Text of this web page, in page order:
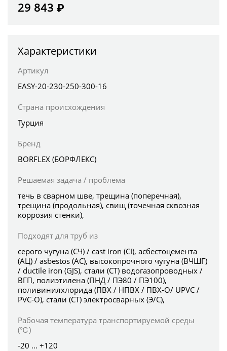
29 843 ₽
Характеристики
Артикул
EASY-20-230-250-300-16
Страна происхождения
Турция
Бренд
BORFLEX (БОРФЛЕКС)
Решаемая задача / проблема
течь в сварном шве, трещина (поперечная),
трещина (продольная), свищ (точечная сквозная
коррозия стенки),
Подходят для труб из
серого чугуна (СЧ) / cast iron (CI), асбестоцемента
(АЦ) / asbestos (AC), высокопрочного чугуна (ВЧШГ)
/ ductile iron (GJS), стали (СТ) водогазопроводных /
ВГП, полиэтилена (ПНД / ПЭ80 / ПЭ100),
поливинилхлорида (ПВХ / НПВХ / ПВХ-О/ UPVC /
PVC-O), стали (СТ) электросварных (Э/С),
Рабочая температура транспортируемой среды
(℃)
-20 ... +120